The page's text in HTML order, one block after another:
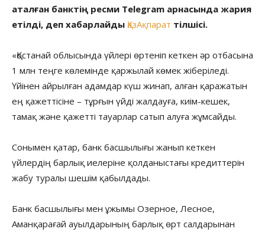
аталған банктің ресми Тelegram арнасында жария
етілді, деп хабарлайды ҚазАқпарат тілшісі.
«Қостанай облысында үйлері өртеніп кеткен әр отбасына
1 млн теңге көлемінде қаржылай көмек жіберіледі.
Үйінен айрылған адамдар күш жинап, алған қаражатын
ең қажеттісіне – тұрғын үйді жалдауға, киім-кешек,
тамақ және қажетті тауарлар сатып алуға жұмсайды.
Сонымен қатар, банк басшылығы жанып кеткен
үйлердің барлық иелеріне қолданыстағы кредиттерін
жабу туралы шешім қабылдады.
Банк басшылығы мен ұжымы Озерное, Лесное,
Аманқарағай ауылдарының барлық өрт салдарынан